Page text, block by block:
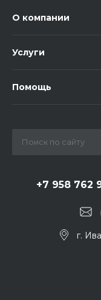
О компании
Услуги
Помощь
+7 958 762
г.